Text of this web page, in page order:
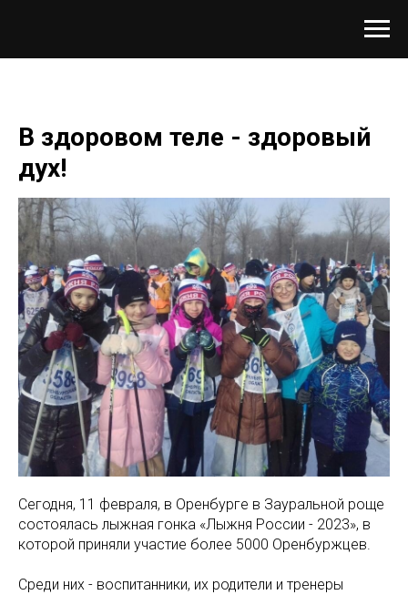
В здоровом теле - здоровый
дух!
Сегодня, 11 февраля, в Оренбурге в Зауральной роще
состоялась лыжная гонка «Лыжня России - 2023», в
которой приняли участие более 5000 Оренбуржцев.
Среди них - воспитанники, их родители и тренеры